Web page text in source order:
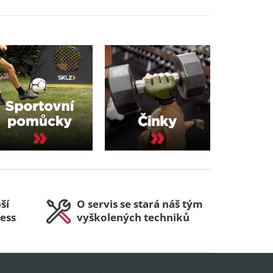
O servis se stará náš tým
vyškolených techniků